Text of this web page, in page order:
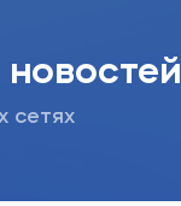
новостей
сетях